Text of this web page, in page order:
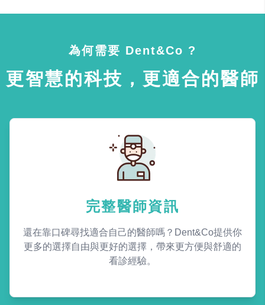
為何需要 Dent&Co ?
更智慧的科技，更適合的醫師
完整醫師資訊
還在靠口碑尋找適合自己的醫師嗎？Dent&Co提供你
更多的選擇自由與更好的選擇，帶來更方便與舒適的
看診經驗。